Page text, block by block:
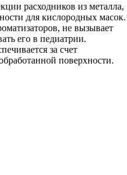
расходников из металла,
для кислородных масок.
не вызывает
его в педиатрии.
за счет
поверхности.